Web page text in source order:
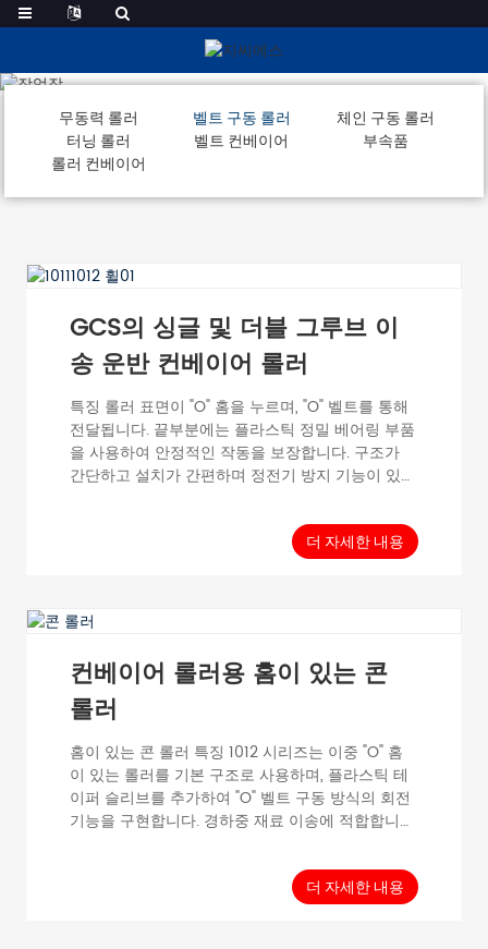
벨트 구동 롤러
무동력 롤러 벨트 구동 롤러
체인 구동 롤러
터닝 롤러
벨트 컨베이어
부속품
롤러 컨베이어
GCS의 싱글 및 더블 그루브 이
송 운반 컨베이어 롤러
특징 롤러 표면이 "O" 홈을 누르며, "O" 벨트를 통해
전달됩니다. 끝부분에는 플라스틱 정밀 베어링 부품
을 사용하여 안정적인 작동을 보장합니다. 구조가
간단하고 설치가 간편하며 정전기 방지 기능이 있습
하며, 런아웃 값은 홈이 없는 롤러보다 약간 큽니다.
일반 데이터 이송 하중 단일 재질 ≤30kg 최대 속
더 자세한 내용
컨베이어 롤러용 홈이 있는 콘
롤러
홈이 있는 콘 롤러 특징 1012 시리즈는 이중 "O" 홈
이 있는 롤러를 기본 구조로 사용하며, 플라스틱 테
이퍼 슬리브를 추가하여 "O" 벨트 구동 방식의 회전
기능을 구현합니다. 경하중 재료 이송에 적합합니
브(PVC)를 추가하여 다양한 유형의 회전 믹서를
곡선 이송에 적합하도록 제작할 수 있습니다. 표준
테이퍼는 3.6°이며, 특수 테이퍼는 맞춤 제작할 수
더 자세한 내용